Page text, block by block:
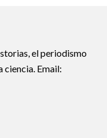
el periodismo
ciencia. Email: